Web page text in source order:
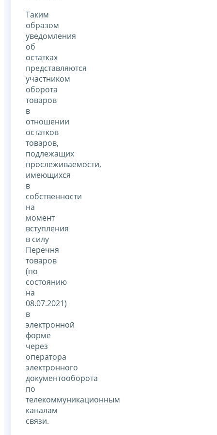
Таким
образом
уведомления
об
остатках
представляются
участником
оборота
товаров
в
отношении
остатков
товаров,
подлежащих
прослеживаемости,
имеющихся
в
собственности
на
момент
вступления
в силу
Перечня
товаров
(по
состоянию
на
08.07.2021)
в
электронной
форме
через
оператора
электронного
документооборота
по
телекоммуникационным
каналам
связи.